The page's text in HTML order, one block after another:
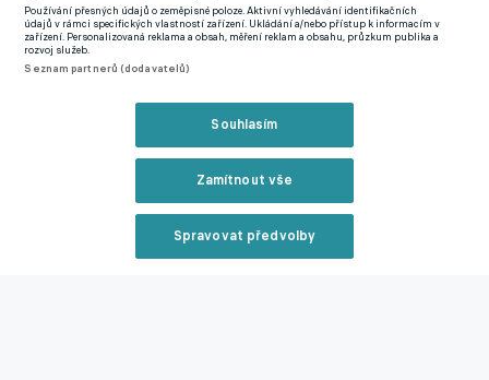
Používání přesných údajů o zeměpisné poloze. Aktivní vyhledávání identifikačních
údajů v rámci specifických vlastností zařízení. Ukládání a/nebo přístup k informacím v
zařízení. Personalizovaná reklama a obsah, měření reklam a obsahu, průzkum publika a
rozvoj služeb.
Seznam partnerů (dodavatelů)
Souhlasím
Zamítnout vše
Spravovat předvolby